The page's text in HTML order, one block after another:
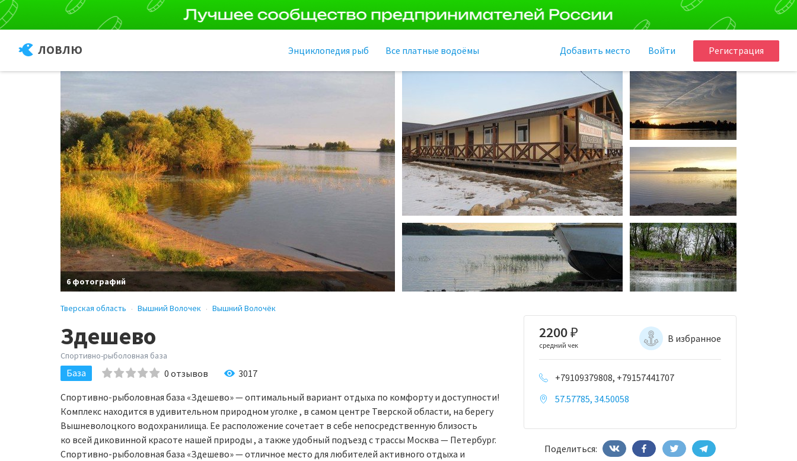
ЛОВЛЮ Регистрация
Войти
Добавить место
Энциклопедия рыб Все платные водоёмы
6 фотографий
Тверская область Вышний Волочек Вышний Волочёк
Здешево
Спортивно-рыболовная база
База 0 отзывов
3017
Спортивно-рыболовная база «Здешево» — оптимальный вариант отдыха по комфорту и доступности!
Комплекс находится в удивительном природном уголке , в самом центре Тверской области, на берегу
Вышневолоцкого водохранилища. Ее расположение сочетает в себе непосредственную близость
ко всей диковинной красоте нашей природы , а также удобный подъезд с трассы Москва — Петербург.
Спортивно-рыболовная база «Здешево» — отличное место для любителей активного отдыха и
2200₽
средний чек
В избранное
+79109379808, +79157441707
57.57785, 34.50058
Поделиться: